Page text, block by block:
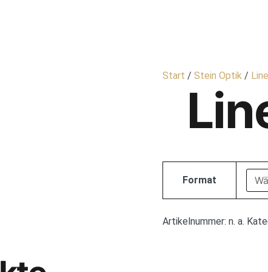
Start / Stein Optik /
Format
Artikelnummer: n. a.